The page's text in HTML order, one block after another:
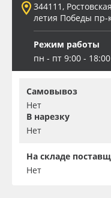
344111,
летия Победы пр-
Режим работы
пн - пт 9:00 - 18:00
Самовывоз
Нет
В нарезку
Нет
На складе
Нет